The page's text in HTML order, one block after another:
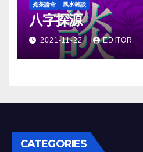
煮茶論命 風水雜談
八字探源
2021-11-22 EDITOR
CATEGORIES